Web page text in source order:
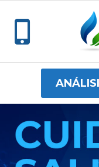

